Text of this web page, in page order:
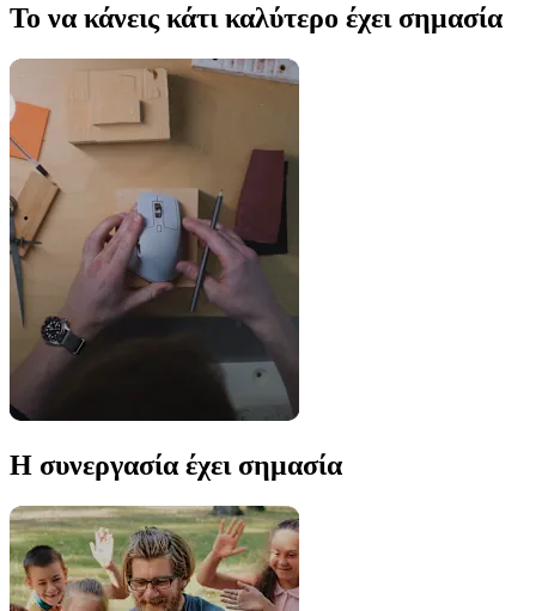
Το να κάνεις κάτι καλύτερο έχει σημασία
Η συνεργασία έχει σημασία